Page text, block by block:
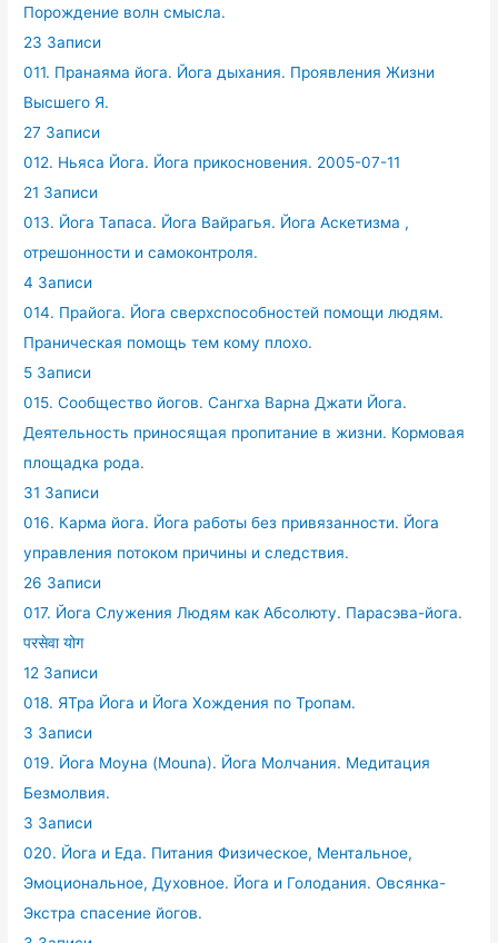
Порождение волн смысла.
23 Записи
011. Пранаяма йога. Йога дыхания. Проявления Жизни
Высшего Я.
27 Записи
012. Ньяса Йога. Йога прикосновения. 2005-07-11
21 Записи
013. Йога Тапаса. Йога Вайрагья. Йога Аскетизма ,
отрешонности и самоконтроля.
4 Записи
014. Прайога. Йога сверхспособностей помощи людям.
Праническая помощь тем кому плохо.
5 Записи
015. Сообщество йогов. Сангха Варна Джати Йога.
Деятельность приносящая пропитание в жизни. Кормовая
площадка рода.
31 Записи
016. Карма йога. Йога работы без привязанности. Йога
управления потоком причины и следствия.
26 Записи
017. Йога Служения Людям как Абсолюту. Парасэва-йога.
परसेवा योग
12 Записи
018. ЯТра Йога и Йога Хождения по Тропам.
3 Записи
019. Йога Моуна (Mouna). Йога Молчания. Медитация
Безмолвия.
3 Записи
020. Йога и Еда. Питания Физическое, Ментальное,
Эмоциональное, Духовное. Йога и Голодания. Овсянка-
Экстра спасение йогов.